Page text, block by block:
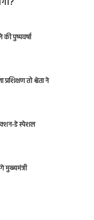
की पुष्पवर्षा
तो श्वेता ने
डे स्पेशल
मुख्यमंत्री